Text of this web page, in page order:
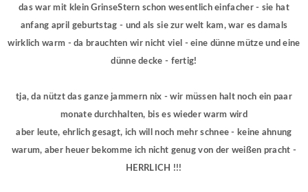
das war mit klein GrinseStern schon wesentlich einfacher - sie hat
anfang april geburtstag - und als sie zur welt kam, war es damals
wirklich warm - da brauchten wir nicht viel - eine dünne mütze und eine
dünne decke - fertig!
tja, da nützt das ganze jammern nix - wir müssen halt noch ein paar
monate durchhalten, bis es wieder warm wird
aber leute, ehrlich gesagt, ich will noch mehr schnee - keine ahnung
warum, aber heuer bekomme ich nicht genug von der weißen pracht -
HERRLICH !!!